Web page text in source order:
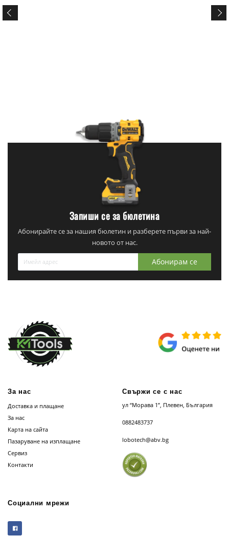
Запиши се за бюлетина
Абонирайте се за нашия бюлетин и разберете първи за най-
новото от нас.
Абонирам се
За нас
Доставка и плащане
За нас
Карта на сайта
Пазаруване на изплащане
Сервиз
Контакти
Свържи се с нас
ул “Морава 1”, Плевен, България
0882483737
lobotech@abv.bg
Социални мрежи